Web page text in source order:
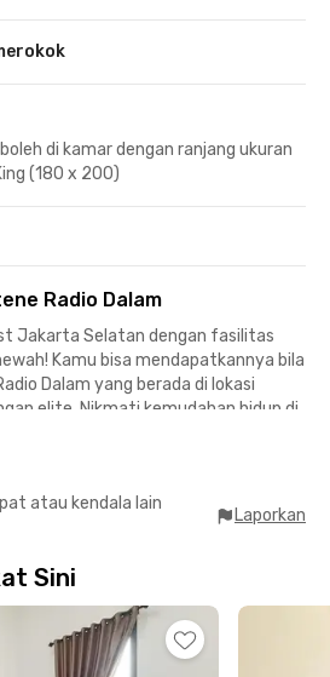
di kamar dengan ranjang ukuran
(180 x 200)
Radio Dalam
Jakarta Selatan dengan fasilitas
Kamu bisa mendapatkannya bila
Dalam yang berada di lokasi
elite. Nikmati kemudahan hidup di
dirancang khusus untuk para
Batas:
Hardware, dikelilingi cafe Jaksel
perkantoran di Gandaria, Pondok Indah,
mobilitas harianmu lancar.
dan halte bus TransJakarta,
atau kendala lain
Laporkan
Sini